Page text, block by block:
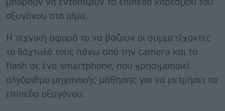
μπορούν να εντοπίζουν τα επίπεδα κορεσμού του
οξυγόνου στο αίμα.
Η τεχνική αφορά το να βάζουν οι συμμετέχοντες
το δάχτυλό τους πάνω από την camera και το
flash σε ένα smartphone, που χρησιμοποιεί
αλγόριθμο μηχανικής μάθησης για να μετρήσει τα
επίπεδα οξυγόνου.